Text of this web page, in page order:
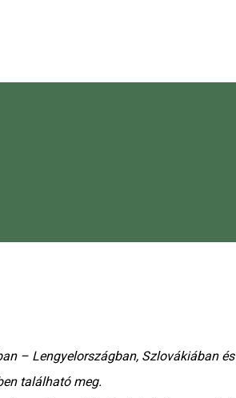
– Lengyelországban, Szlovákiában
található meg.